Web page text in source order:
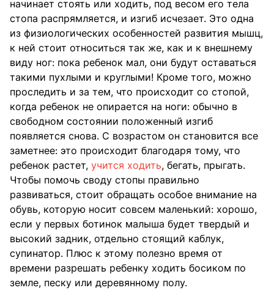
начинает стоять или ходить, под весом его тела
стопа распрямляется, и изгиб исчезает. Это одна
из физиологических особенностей развития мышц,
к ней стоит относиться так же, как и к внешнему
виду ног: пока ребенок мал, они будут оставаться
такими пухлыми и круглыми! Кроме того, можно
проследить и за тем, что происходит со стопой,
когда ребенок не опирается на ноги: обычно в
свободном состоянии положенный изгиб
появляется снова. С возрастом он становится все
заметнее: это происходит благодаря тому, что
ребенок растет, учится ходить, бегать, прыгать.
Чтобы помочь своду стопы правильно
развиваться, стоит обращать особое внимание на
обувь, которую носит совсем маленький: хорошо,
если у первых ботинок малыша будет твердый и
высокий задник, отдельно стоящий каблук,
супинатор. Плюс к этому полезно время от
времени разрешать ребенку ходить босиком по
земле, песку или деревянному полу.